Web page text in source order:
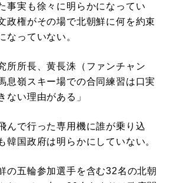
事実も徐々に明らかになってい
政権がその場で北朝鮮に何を約束
なっていない。
所所長、黄長洙（ファンチャン
息嶺スキー場での合同練習は口実
ない理由がある」
んで行った専用機に誰が乗り込
韓国政府は明らかにしていない。
の五輪参加選手を含む32名の北朝